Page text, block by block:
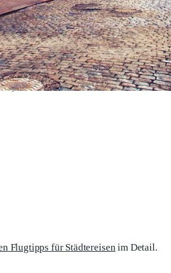
dabei meist das beste Verhältnis aus
meidest, denn dann ziehen die
rund um Messen oder Festivals
passt, hilft dir unserSaison-Guide für
Flugtipps für Städtereisen im Detail.